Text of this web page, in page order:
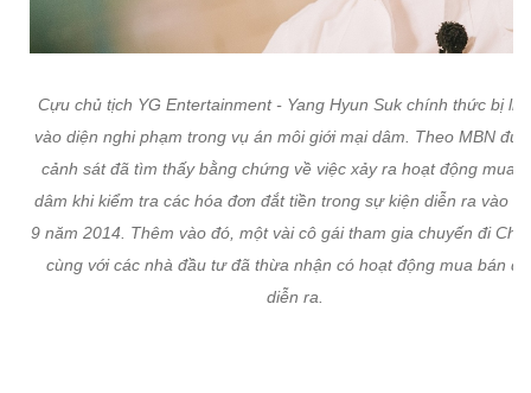
Cựu chủ tịch YG Entertainment - Yang Hyun Suk chính thức bị
vào diện nghi phạm trong vụ án môi giới mại dâm. Theo MBN
cảnh sát đã tìm thấy bằng chứng về việc xảy ra hoạt động mua
dâm khi kiểm tra các hóa đơn đắt tiền trong sự kiện diễn ra vào
9 năm 2014. Thêm vào đó, một vài cô gái tham gia chuyến đi
cùng với các nhà đầu tư đã thừa nhận có hoạt động mua bán
diễn ra.